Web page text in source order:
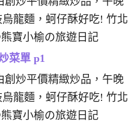
菜單 p1